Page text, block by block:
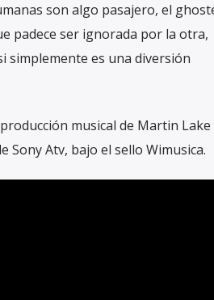
son algo pasajero, el
padece ser ignorada por la otra,
simplemente es una diversión
musical de Martin Lake
Atv, bajo el sello Wimusica.